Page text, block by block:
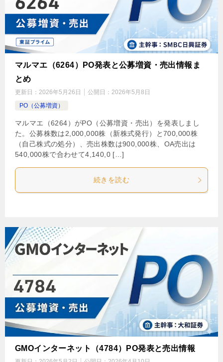
マルマエ（6264）PO発表と公募増資・売出情報ま
とめ
更新日： 2026年5月26日 公開日： 2026年5月8日
PO（公募増資）
マルマエ（6264）がPO（公募増資・売出）を発表しまし
た。公募株数は2,000,000株（新株式発行）と700,000株
（自己株式の処分）、売出株数は900,000株、OA売出は
540,000株で合わせて4,140,0 […]
続きを読む
GMOインターネット（4784）PO発表と売出情報